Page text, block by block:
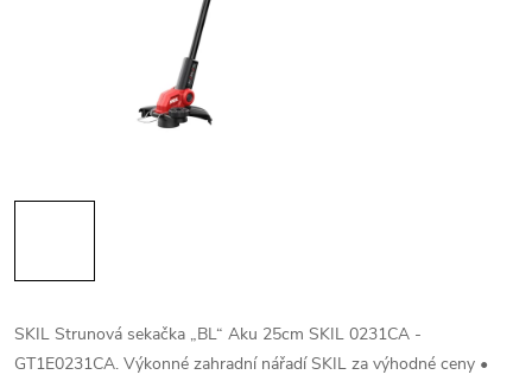
SKIL Strunová sekačka „BL“ Aku 25cm SKIL 0231CA -
GT1E0231CA. Výkonné zahradní nářadí SKIL za výhodné ceny •